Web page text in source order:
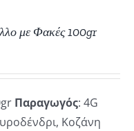
με Φακές 100gr
Παραγωγός: 4G
Κοζάνη